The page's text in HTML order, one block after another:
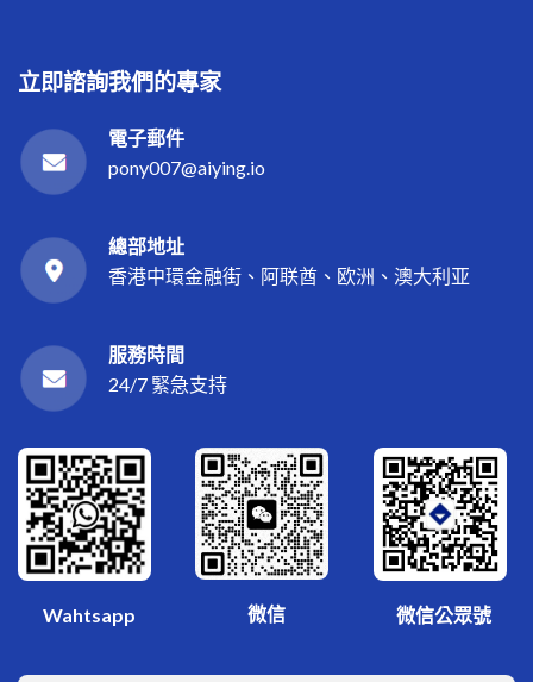
立即諮詢我們的專家
電子郵件
pony007@aiying.io
總部地址
香港中環金融街、阿联酋、欧洲、澳大利亚
服務時間
24/7 緊急支持
Wahtsapp 微信 微信公眾號